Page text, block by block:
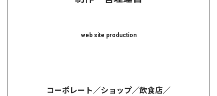
web site production
コーポレート／ショップ／飲食店／